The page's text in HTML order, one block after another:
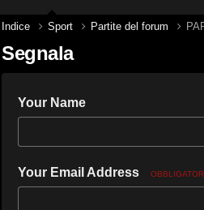
Indice Sport Partite del forum
Segnala
Your Name
Your Email Address